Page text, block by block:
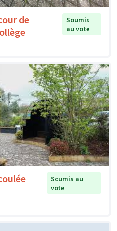
de
Soumis
au vote
Soumis au
vote